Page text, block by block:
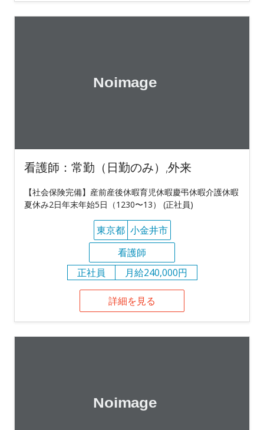
看護師：常勤（日勤のみ）,外来
【社会保険完備】産前産後休暇育児休暇慶弔休暇介護休暇
夏休み2日年末年始5日（1230〜13） (正社員)
東京都 小金井市
看護師
正社員
月給240,000円
詳細を見る